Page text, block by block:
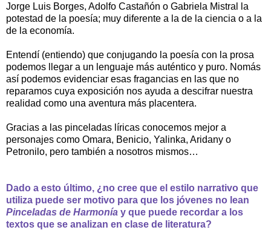
Jorge Luis Borges, Adolfo Castañón o Gabriela Mistral la
potestad de la poesía; muy diferente a la de la ciencia o a la
de la economía.
Entendí (entiendo) que conjugando la poesía con la prosa
podemos llegar a un lenguaje más auténtico y puro. Nomás
así podemos evidenciar esas fragancias en las que no
reparamos cuya exposición nos ayuda a descifrar nuestra
realidad como una aventura más placentera.
Gracias a las pinceladas líricas conocemos mejor a
personajes como Omara, Benicio, Yalinka, Aridany o
Petronilo, pero también a nosotros mismos…
Dado a esto último, ¿no cree que el estilo narrativo que
utiliza puede ser motivo para que los jóvenes no lean
Pinceladas de Harmonía y que puede recordar a los
textos que se analizan en clase de literatura?